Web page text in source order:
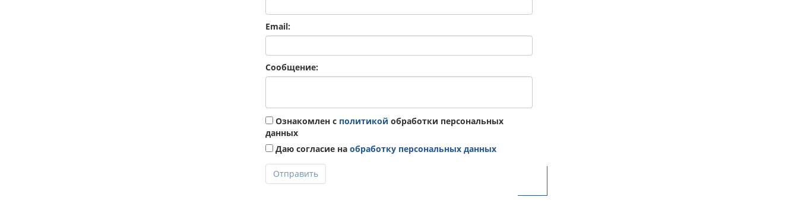
Email:
Сообщение:
Ознакомлен с политикой обработки персональных
данных
Даю согласие на обработку персональных данных
Отправить